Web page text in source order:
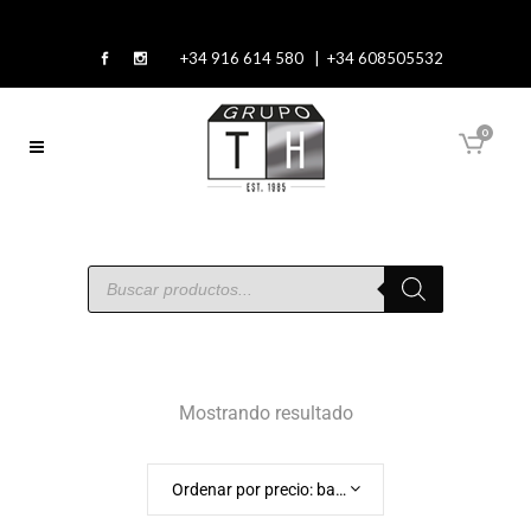
+34 916 614 580 | +34 608505532
0
Mostrando resultado
Ordenar por precio: bajo a alto